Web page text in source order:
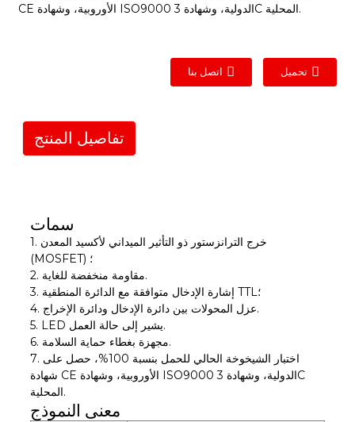
CE الأوروبية، وشهادة ISO9000 الدولية، وشهادة 3C المحلية.
اتصل بنا تحميل
تفاصيل المنتج
سمات
1. خرج الترانزستور ذو التأثير الميداني لأكسيد المعدن
(MOSFET) ؛
2. مقاومة منخفضة للغاية.
3. إشارة الإدخال متوافقة مع الدائرة المنطقية TTL؛
4. عزل المحولات بين دائرة الإدخال ودائرة الإخراج.
5. LED يشير إلى حالة العمل.
6. مجهزة بغطاء حماية السلامة.
7. اختبار الشيخوخة الحالي للحمل بنسبة 100%، حصل على
شهادة CE الأوروبية، وشهادة ISO9000 الدولية، وشهادة 3C
المحلية.
معنى النموذج